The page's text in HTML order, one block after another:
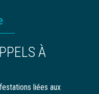
À
liées aux